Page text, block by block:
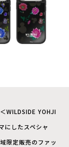
WILDSIDE YOHJI
にしたスペシャ
限定販売のファッ